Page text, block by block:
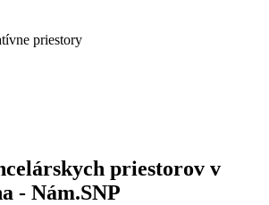
priestory
priestorov v
- Nám.SNP